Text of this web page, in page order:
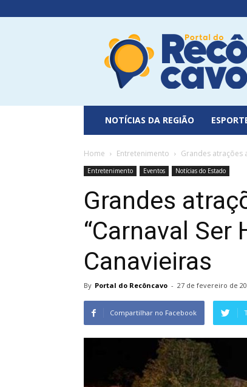
Portal
do
Recôncavo
NOTÍCIAS DA REGIÃO
Home Entretenimento Grandes atrações
Entretenimento Eventos Notícias do Estado
Grandes
“Carnaval Ser
Canavieiras
By Portal do Recôncavo - 27 de fevereiro de
Compartilhar no Facebook